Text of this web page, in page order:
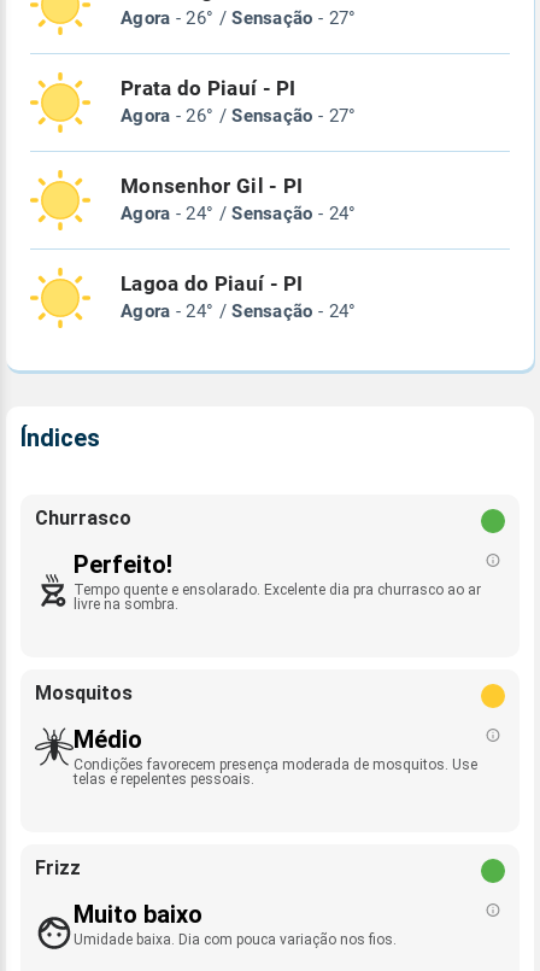
Agora - 26° /Sensação - 27°
Prata do Piauí - PI
Agora - 26° /Sensação - 27°
Monsenhor Gil - PI
Agora - 24° /Sensação - 24°
Lagoa do Piauí - PI
Agora - 24° /Sensação - 24°
Índices
Churrasco
Perfeito!
Tempo quente e ensolarado. Excelente dia pra churrasco ao ar
livre na sombra.
Mosquitos
Médio
Condições favorecem presença moderada de mosquitos. Use
telas e repelentes pessoais.
Frizz
Muito baixo
Umidade baixa. Dia com pouca variação nos fios.